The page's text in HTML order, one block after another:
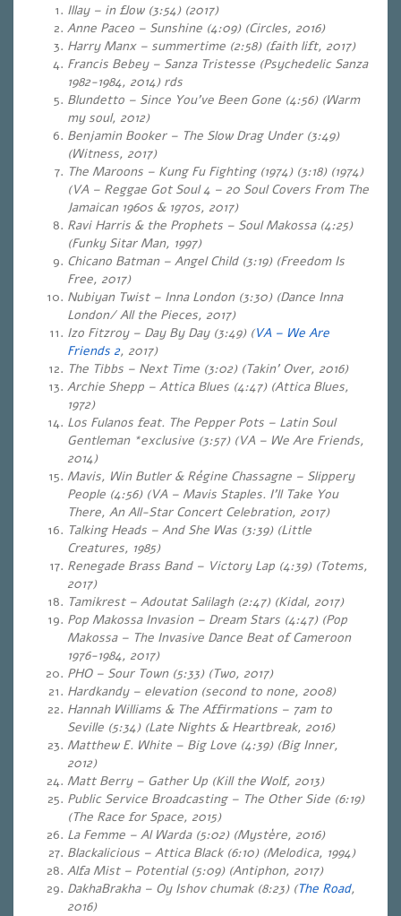
Illay – in flow (3:54) (2017)
Anne Paceo – Sunshine (4:09) (Circles, 2016)
Harry Manx – summertime (2:58) (faith lift, 2017)
Francis Bebey – Sanza Tristesse (Psychedelic Sanza
1982-1984, 2014) rds
Blundetto – Since You’ve Been Gone (4:56) (Warm
my soul, 2012)
Benjamin Booker – The Slow Drag Under (3:49)
(Witness, 2017)
The Maroons – Kung Fu Fighting (1974) (3:18) (1974)
(VA – Reggae Got Soul 4 – 20 Soul Covers From The
Jamaican 1960s & 1970s, 2017)
Ravi Harris & the Prophets – Soul Makossa (4:25)
(Funky Sitar Man, 1997)
Chicano Batman – Angel Child (3:19) (Freedom Is
Free, 2017)
Nubiyan Twist – Inna London (3:30) (Dance Inna
London/ All the Pieces, 2017)
Izo Fitzroy – Day By Day (3:49) (VA – We Are
Friends 2, 2017)
The Tibbs – Next Time (3:02) (Takin’ Over, 2016)
Archie Shepp – Attica Blues (4:47) (Attica Blues,
1972)
Los Fulanos feat. The Pepper Pots – Latin Soul
Gentleman *exclusive (3:57) (VA – We Are Friends,
2014)
Mavis, Win Butler & Régine Chassagne – Slippery
People (4:56) (VA – Mavis Staples. I’ll Take You
There, An All-Star Concert Celebration, 2017)
Talking Heads – And She Was (3:39) (Little
Creatures, 1985)
Renegade Brass Band – Victory Lap (4:39) (Totems,
2017)
Tamikrest – Adoutat Salilagh (2:47) (Kidal, 2017)
Pop Makossa Invasion – Dream Stars (4:47) (Pop
Makossa – The Invasive Dance Beat of Cameroon
1976-1984, 2017)
PHO – Sour Town (5:33) (Two, 2017)
Hardkandy – elevation (second to none, 2008)
Hannah Williams & The Affirmations – 7am to
Seville (5:34) (Late Nights & Heartbreak, 2016)
Matthew E. White – Big Love (4:39) (Big Inner,
2012)
Matt Berry – Gather Up (Kill the Wolf, 2013)
Public Service Broadcasting – The Other Side (6:19)
(The Race for Space, 2015)
La Femme – Al Warda (5:02) (Mystère, 2016)
Blackalicious – Attica Black (6:10) (Melodica, 1994)
Alfa Mist – Potential (5:09) (Antiphon, 2017)
DakhaBrakha – Oy Ishov chumak (8:23) (The Road,
2016)